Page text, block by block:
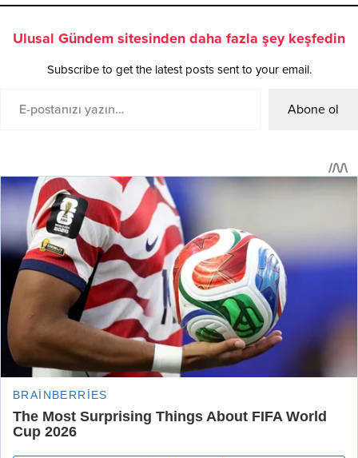
Ulusal Gündem sitesinden daha fazla şey keşfedin
Subscribe to get the latest posts sent to your email.
Abone ol